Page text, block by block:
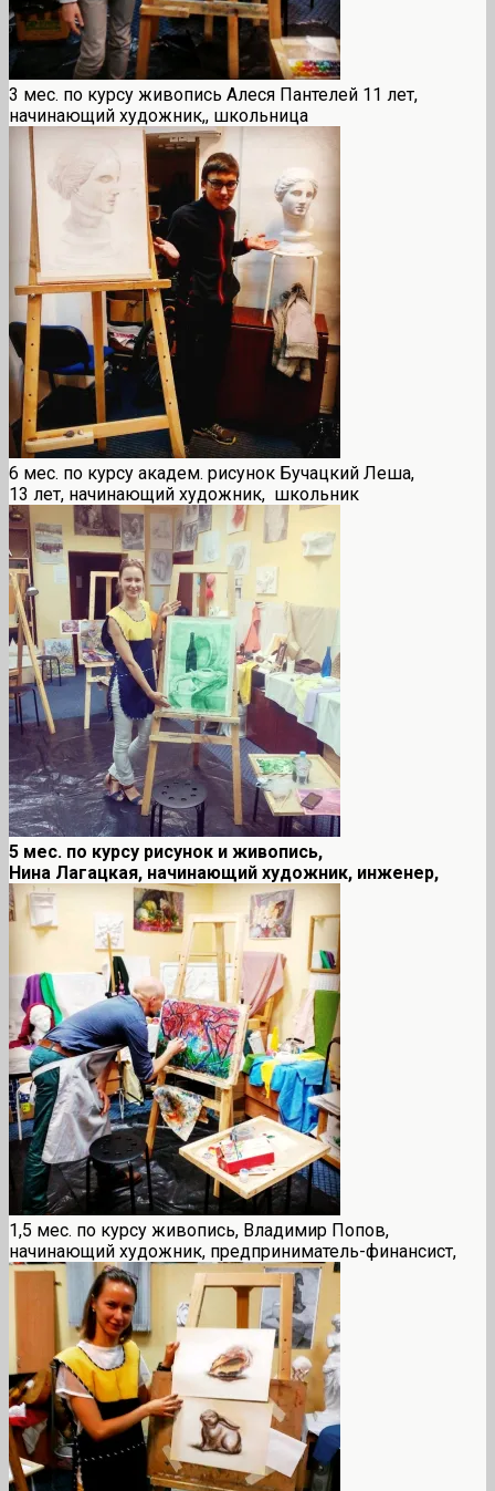
3 мес. по курсу живопись Алеся Пантелей 11 лет,
начинающий художник,, школьница
6 мес. по курсу академ. рисунок Бучацкий Леша,
13 лет, начинающий художник, школьник
5 мес. по курсу рисунок и живопись,
Нина Лагацкая, начинающий художник, инженер,
1,5 мес. по курсу живопись, Владимир Попов,
начинающий художник, предприниматель-финансист,